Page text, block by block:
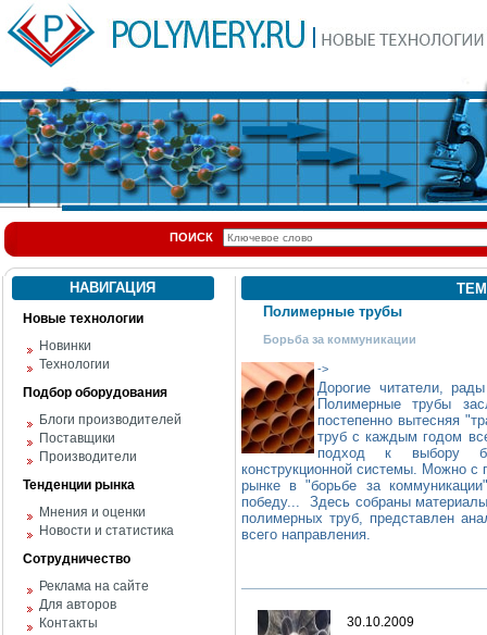
ПОИСК
НАВИГАЦИЯ
Новые технологии
Новинки
Технологии
Подбор оборудования
Блоги производителей
Поставщики
Производители
Тенденции рынка
Мнения и оценки
Новости и статистика
Сотрудничество
Реклама на сайте
Для авторов
Контакты
Полимерные трубы
Борьба за коммуникации
->
Дорогие читатели,
Полимерные трубы
постепенно вытесняя
труб с каждым годом
подход к выбору
конструкционной системы. Можно с
рынке в "борьбе за
победу... Здесь собраны
полимерных труб, представлен
всего направления.
30.10.2009